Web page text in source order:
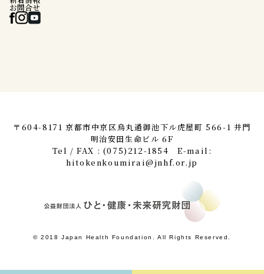
お問合せ
〒604-8171 京都市中京区烏丸通御池下ル虎屋町 566-1 井門
明治安田生命ビル 6F
Tel / FAX : (075)212-1854 E-mail:
hitokenkoumirai@jnhf.or.jp
© 2018 Japan Health Foundation. All Rights Reserved.